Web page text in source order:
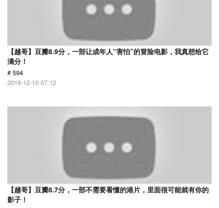
【越哥】豆瓣8.9分，一部让成年人“害怕”的冒险电影，我真想给它
满分！
# 594
2018-12-10 07:12
【越哥】豆瓣8.7分，一部不需要看懂的港片，里面很可能就有你的
影子！